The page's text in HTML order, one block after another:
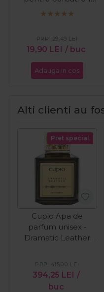
Slick Trick 150ml
19,90 LEI / buc
PRP: 29,49 LEI
Adauga in cos
Alti clienti au
Pret special
Cupio Apa de
parfum unisex -
Dramatic Leather
394,25 LEI /
buc
PRP: 415,00 LEI